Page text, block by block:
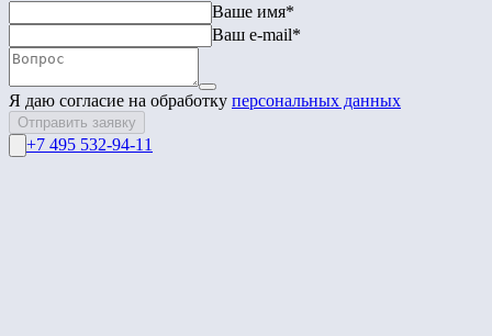
Ваше имя*
Ваш e-mail*
Я даю согласие на обработку персональных данных
Отправить заявку
+7 495 532-94-11